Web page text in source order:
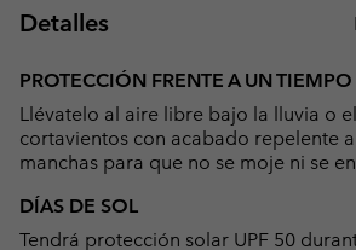
Detalles
PROTECCIÓN FRENTE A UN
Llévatelo al aire libre bajo la lluvia o
cortavientos con acabado repelente
manchas para que no se moje ni se
DÍAS DE SOL
Tendrá protección solar UPF 50